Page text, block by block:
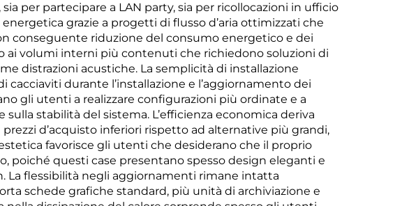
per partecipare a LAN party, sia per ricollocazioni in ufficio
grazie a progetti di flusso d’aria ottimizzati che
conseguente riduzione del consumo energetico e dei
volumi interni più contenuti che richiedono soluzioni di
distrazioni acustiche. La semplicità di installazione
durante l’installazione e l’aggiornamento dei
gli utenti a realizzare configurazioni più ordinate e a
stabilità del sistema. L’efficienza economica deriva
d’acquisto inferiori rispetto ad alternative più grandi,
favorisce gli utenti che desiderano che il proprio
poiché questi case presentano spesso design eleganti e
La flessibilità negli aggiornamenti rimane intatta
schede grafiche standard, più unità di archiviazione e